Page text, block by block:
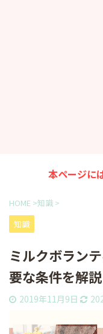
本ページに
HOME >知識 >
知識
ミルクボラン
要な条件を解
2019年11月9日